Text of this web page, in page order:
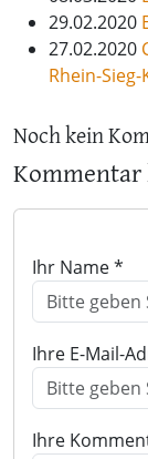
29.02.2020
27.02.2020
Rhein-Sieg-
Noch kein
Kommentar
Ihr Name *
Ihre E-Mail-
Ihre